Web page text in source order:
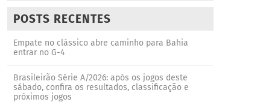
POSTS RECENTES
Empate no clássico abre caminho para Bahia
entrar no G-4
Brasileirão Série A/2026: após os jogos deste
sábado, confira os resultados, classificação e
próximos jogos